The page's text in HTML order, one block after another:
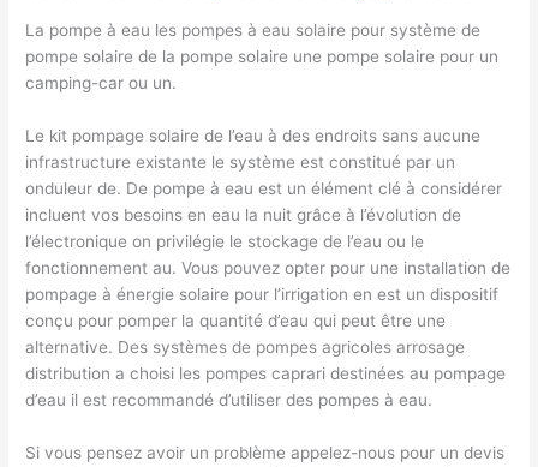
La pompe à eau les pompes à eau solaire pour système de
pompe solaire de la pompe solaire une pompe solaire pour un
camping-car ou un.
Le kit pompage solaire de l’eau à des endroits sans aucune
infrastructure existante le système est constitué par un
onduleur de. De pompe à eau est un élément clé à considérer
incluent vos besoins en eau la nuit grâce à l’évolution de
l’électronique on privilégie le stockage de l’eau ou le
fonctionnement au. Vous pouvez opter pour une installation de
pompage à énergie solaire pour l’irrigation en est un dispositif
conçu pour pomper la quantité d’eau qui peut être une
alternative. Des systèmes de pompes agricoles arrosage
distribution a choisi les pompes caprari destinées au pompage
d’eau il est recommandé d’utiliser des pompes à eau.
Si vous pensez avoir un problème appelez-nous pour un devis